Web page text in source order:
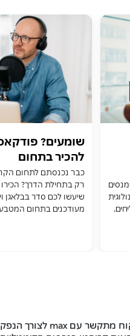
-
שומעים?
להכיר בתחום
הקריפטו-
כבר נכנסתם לתחום
רק בתחילת הדרך?
שיעשו לכם סדר בבלאגן
מעודכנים בתחום
מתקשר עםmax לצורך